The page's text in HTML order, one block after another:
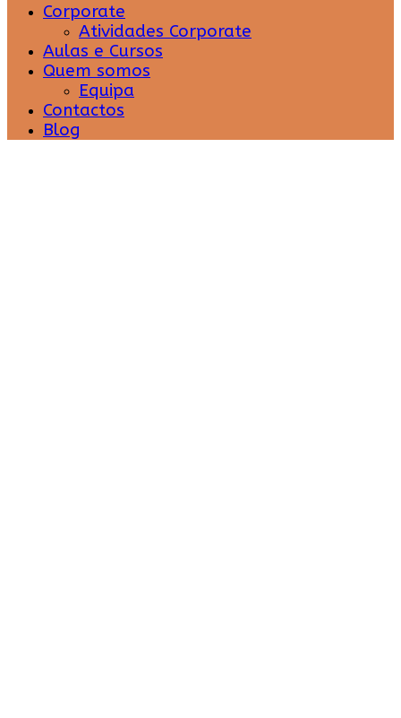
Corporate
Atividades Corporate
Aulas e Cursos
Quem somos
Equipa
Contactos
Blog